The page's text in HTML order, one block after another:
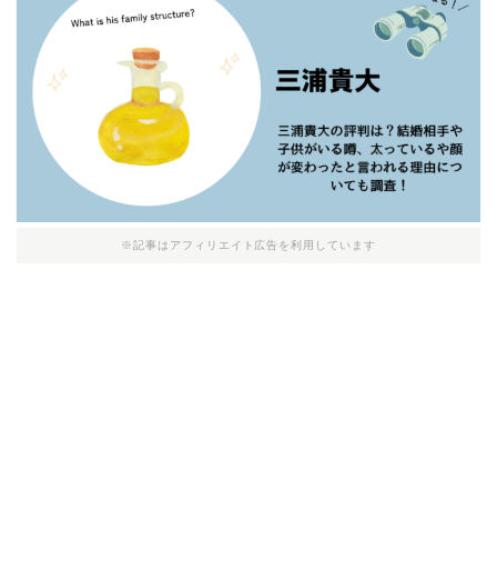
※記事はアフィリエイト広告を利用しています